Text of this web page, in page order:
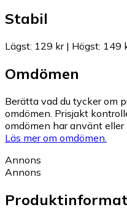
Stabil
Lägst: 129 kr| Högst: 149
Omdömen
Berätta vad du tycker om
omdömen. Prisjakt
omdömen har använt
Läs mer om omdömen.
Annons
Annons